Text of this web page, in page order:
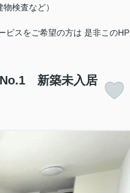
検査など）
ビスをご希望の方は 是非このHP
No.1 新築未入居